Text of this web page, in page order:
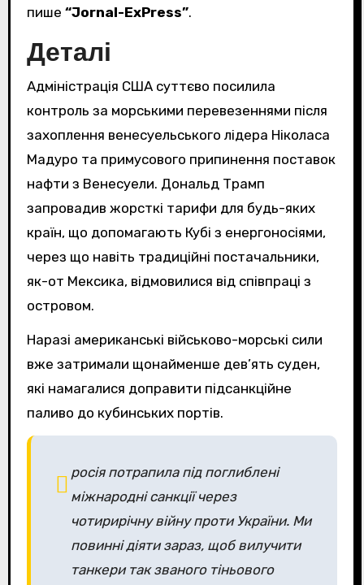
пише “Jornal-ExPress”.
Деталі
Адміністрація США суттєво посилила
контроль за морськими перевезеннями після
захоплення венесуельського лідера Ніколаса
Мадуро та примусового припинення поставок
нафти з Венесуели. Дональд Трамп
запровадив жорсткі тарифи для будь-яких
країн, що допомагають Кубі з енергоносіями,
через що навіть традиційні постачальники,
як-от Мексика, відмовилися від співпраці з
островом.
Наразі американські військово-морські сили
вже затримали щонайменше дев’ять суден,
які намагалися доправити підсанкційне
паливо до кубинських портів.
росія потрапила під поглиблені
міжнародні санкції через
чотирирічну війну проти України. Ми
повинні діяти зараз, щоб вилучити
танкери так званого тіньового